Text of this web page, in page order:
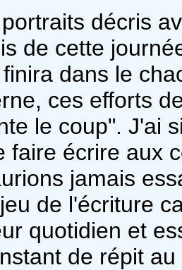
décris
de cette
dans le
ces efforts
le coup". J'ai
faire écrire aux
jamais
de l'écriture
quotidien et
de répit